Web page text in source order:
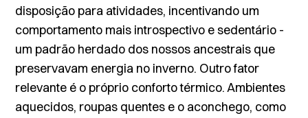
disposição para atividades, incentivando um
comportamento mais introspectivo e sedentário -
um padrão herdado dos nossos ancestrais que
preservavam energia no inverno. Outro fator
relevante é o próprio conforto térmico. Ambientes
aquecidos, roupas quentes e o aconchego, como